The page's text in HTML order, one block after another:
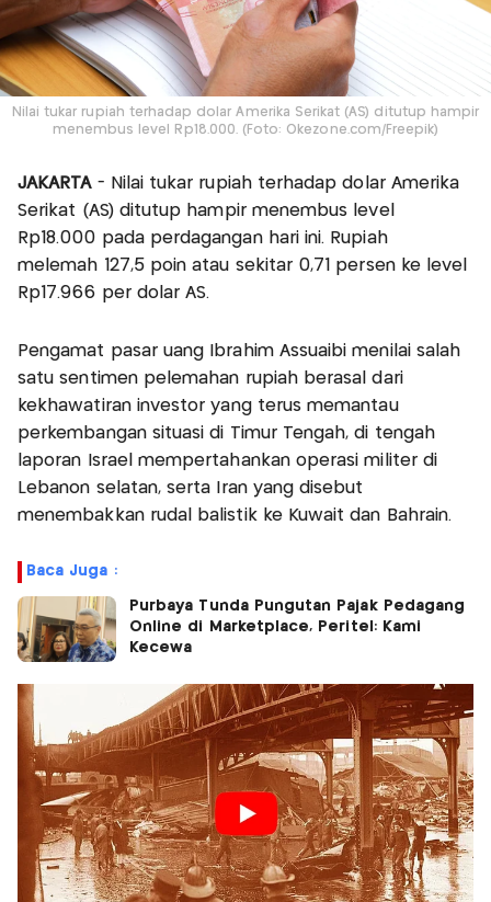
Nilai tukar rupiah terhadap dolar Amerika Serikat (AS) ditutup hampir
menembus level Rp18.000. (Foto: Okezone.com/Freepik)
JAKARTA - Nilai tukar rupiah terhadap dolar Amerika
Serikat (AS) ditutup hampir menembus level
Rp18.000 pada perdagangan hari ini. Rupiah
melemah 127,5 poin atau sekitar 0,71 persen ke level
Rp17.966 per dolar AS.
Pengamat pasar uang Ibrahim Assuaibi menilai salah
satu sentimen pelemahan rupiah berasal dari
kekhawatiran investor yang terus memantau
perkembangan situasi di Timur Tengah, di tengah
laporan Israel mempertahankan operasi militer di
Lebanon selatan, serta Iran yang disebut
menembakkan rudal balistik ke Kuwait dan Bahrain.
Baca Juga :
Purbaya Tunda Pungutan Pajak Pedagang
Online di Marketplace, Peritel: Kami
Kecewa